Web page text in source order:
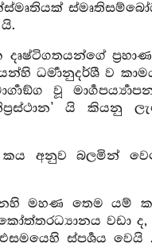
ධර්‍මානුදර්ශී ව
වූ
යි කියනු
අනුව බලමින්
මහණ තෙම යම්
වඩා
ස්පර්‍ශය වෙයි